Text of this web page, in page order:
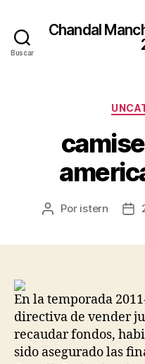
Buscar
Chandal
Autor
Por istern
En la temporada
directiva de vender
recaudar fondos,
sido asegurado las